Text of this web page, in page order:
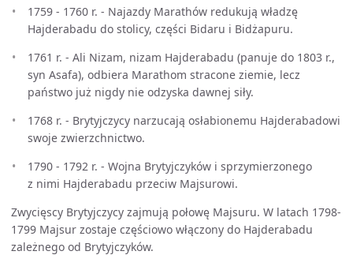
1759 - 1760 r. - Najazdy Marathów redukują władzę
Hajderabadu do stolicy, części Bidaru i Bidżapuru.
1761 r. - Ali Nizam, nizam Hajderabadu (panuje do 1803 r.,
syn Asafa), odbiera Marathom stracone ziemie, lecz
państwo już nigdy nie odzyska dawnej siły.
1768 r. - Brytyjczycy narzucają osłabionemu Hajderabadowi
swoje zwierzchnictwo.
1790 - 1792 r. - Wojna Brytyjczyków i sprzymierzonego
z nimi Hajderabadu przeciw Majsurowi.
Zwycięscy Brytyjczycy zajmują połowę Majsuru. W latach 1798-
1799 Majsur zostaje częściowo włączony do Hajderabadu
zależnego od Brytyjczyków.